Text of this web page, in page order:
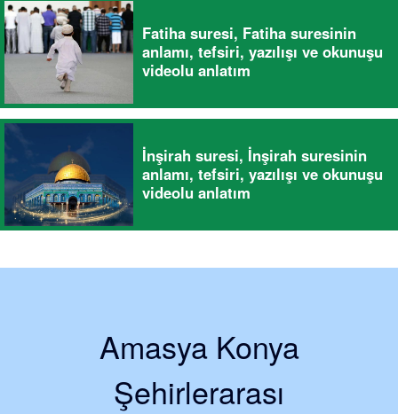
Fatiha suresi, Fatiha suresinin
anlamı, tefsiri, yazılışı ve okunuşu
videolu anlatım
İnşirah suresi, İnşirah suresinin
anlamı, tefsiri, yazılışı ve okunuşu
videolu anlatım
Amasya Konya
Şehirlerarası